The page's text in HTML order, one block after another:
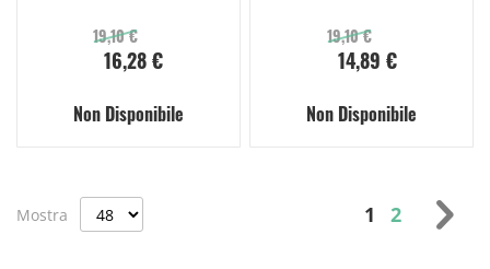
19,10 €
16,28 €
Non Disponibile
19,10 €
14,89 €
Non Disponibile
Pagina
1 Pagina
2
Mostra